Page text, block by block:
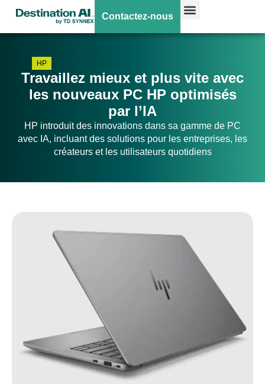
Contactez-nous
HP
Travaillez mieux et plus vite avec
les nouveaux PC HP optimisés
par l’IA
HP introduit des innovations dans sa gamme de PC
avec IA, incluant des solutions pour les entreprises, les
créateurs et les utilisateurs quotidiens